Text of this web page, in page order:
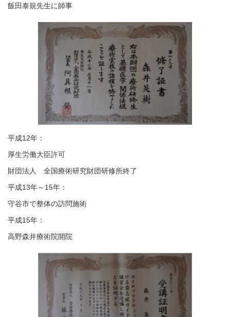
飯田泰規先生に師事
平成12年：
厚生労働大臣許可
財団法人 全国療術研究財団研修所終了
平成13年～15年：
守谷市で整体の訪問施術
平成15年：
高野森井療術院開院